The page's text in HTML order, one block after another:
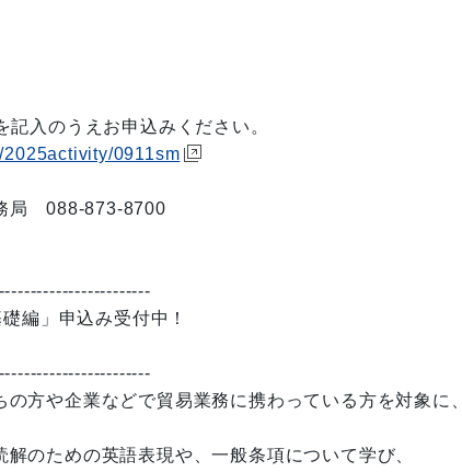
入のうえお申込みください。
0911sm
局 088-873-8700
編」申込み受付中！
方や企業などで貿易業務に携わっている方を対象に、
のための英語表現や、一般条項について学び、